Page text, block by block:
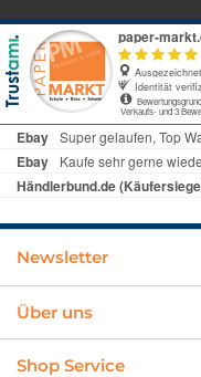
Newsletter
Über uns
Shop Service